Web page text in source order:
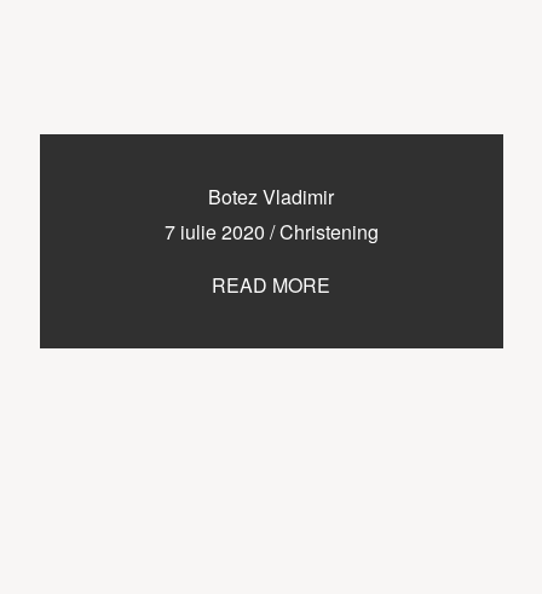
Botez Vladimir
7 iulie 2020 /Christening
READ MORE